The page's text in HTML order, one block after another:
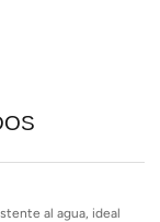
al agua, ideal